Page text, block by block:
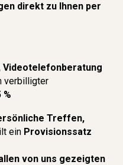
direkt zu Ihnen per
Videotelefonberatung
verbilligter
%
Treffen,
ein Provisionssatz
von uns gezeigten